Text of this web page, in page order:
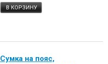
В КОРЗИНУ
Сумка на пояс,